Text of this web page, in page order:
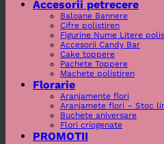
Accesorii petrecere
Baloane Bannere
Cifre polistiren
Figurine Nume Litere
Accesorii Candy Bar
Cake toppere
Pachete Toppere
Machete polistiren
Florarie
Aranjamente flori
Aranjamete flori – Stoc
Buchete aniversare
Flori criogenate
PROMOTII